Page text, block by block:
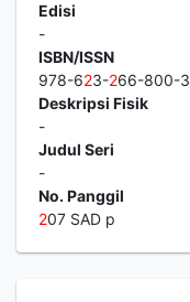
Edisi
-
ISBN/ISSN
978-623-266-800-3
Deskripsi Fisik
-
Judul Seri
-
No. Panggil
207 SAD p